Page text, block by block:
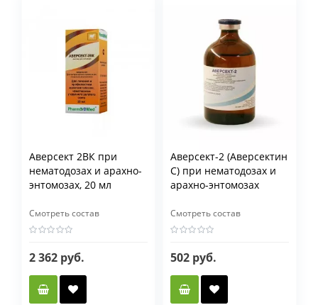
Аверсект 2ВК при
нематодозах и арахно-
энтомозах, 20 мл
Смотреть состав
2 362 руб.
Аверсект-2 (Аверсектин
С) при нематодозах и
арахно-энтомозах
Смотреть состав
502 руб.